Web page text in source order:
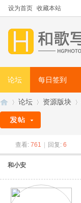
设为首页 收藏本站
论坛 每日签到
论坛
›
资源版块
查看: 761 回复: 6
和小安